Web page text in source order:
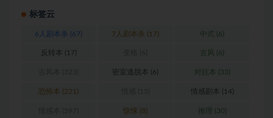
标签云
6人剧本杀 (67) 7人剧本杀 (17) 中式 (6)
反转本 (17) 古风 (6)
密室逃脱本 (6) 对抗本 (33)
恐怖本 (221) 情感剧本 (14)
惊悚 (8) 推理 (30)